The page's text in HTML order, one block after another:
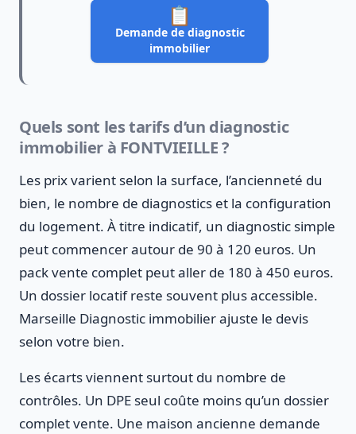
📋
Demande de diagnostic
immobilier
Quels sont les tarifs d’un diagnostic
immobilier à FONTVIEILLE ?
Les prix varient selon la surface, l’ancienneté du
bien, le nombre de diagnostics et la configuration
du logement. À titre indicatif, un diagnostic simple
peut commencer autour de 90 à 120 euros. Un
pack vente complet peut aller de 180 à 450 euros.
Un dossier locatif reste souvent plus accessible.
Marseille Diagnostic immobilier ajuste le devis
selon votre bien.
Les écarts viennent surtout du nombre de
contrôles. Un DPE seul coûte moins qu’un dossier
complet vente. Une maison ancienne demande